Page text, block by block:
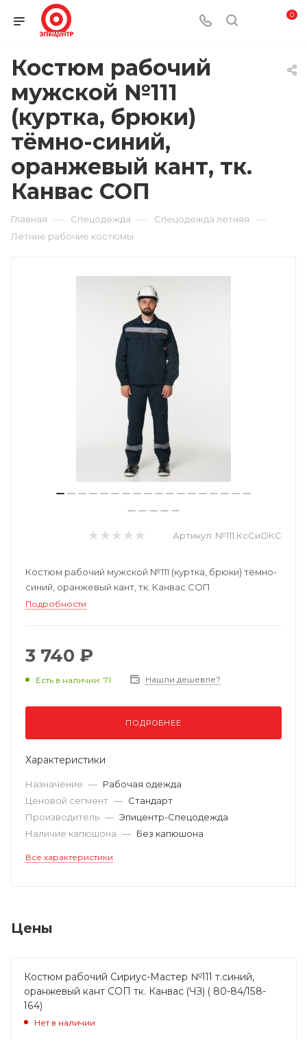
0
Костюм рабочий
мужской №111
(куртка, брюки)
тёмно-синий,
оранжевый кант, тк.
Канвас СОП
Главная — Спецодежда — Спецодежда летняя —
Летние рабочие костюмы
Артикул: №111.КсСиОКС
Костюм рабочий мужской №111 (куртка, брюки) тёмно-
синий, оранжевый кант, тк. Канвас СОП
Подробности
3 740 ₽
Есть в наличии: 71 Нашли дешевле?
ПОДРОБНЕЕ
Характеристики
Назначение — Рабочая одежда
Ценовой сегмент — Стандарт
Производитель — Эпицентр-Спецодежда
Наличие капюшона — Без капюшона
Все характеристики
Цены
Костюм рабочий Сириус-Мастер №111 т.синий,
оранжевый кант СОП тк. Канвас (ЧЗ) ( 80-84/158-
164)
Нет в наличии